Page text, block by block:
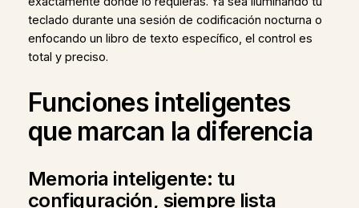
teclado durante una sesión de codificación nocturna o
enfocando un libro de texto específico, el control es
total y preciso.
Funciones inteligentes
que marcan la diferencia
Memoria inteligente: tu
configuración, siempre lista